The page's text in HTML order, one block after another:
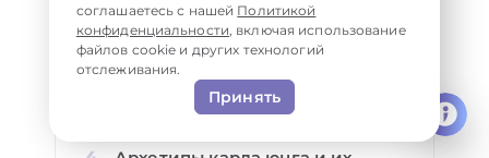
5 чувств, 5 эмоций и их
значение в становлении
личности
соглашаетесь с нашей Политикой
конфиденциальности, включая использование
файлов cookie и других технологий
отслеживания.
Принять